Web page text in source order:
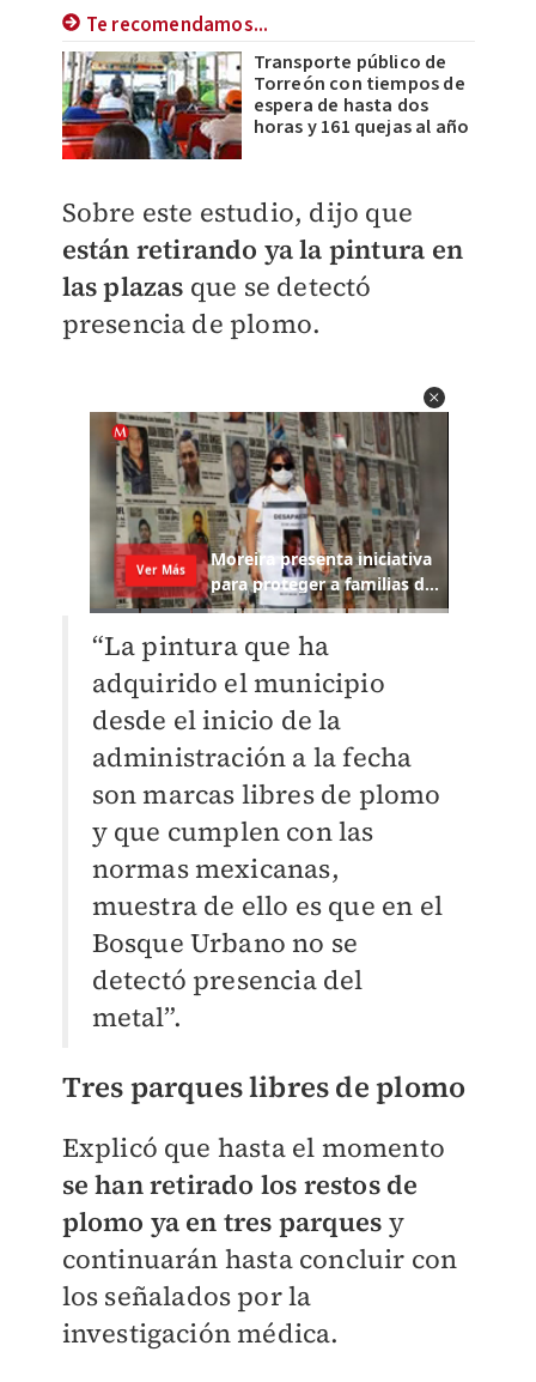
Te recomendamos...
Transporte público de
Torreón con tiempos de
espera de hasta dos
horas y 161 quejas al año
Sobre este estudio, dijo que
están retirando ya la pintura en
las plazas que se detectó
presencia de plomo.
“La pintura que ha
adquirido el municipio
desde el inicio de la
administración a la fecha
son marcas libres de plomo
y que cumplen con las
normas mexicanas,
muestra de ello es que en el
Bosque Urbano no se
detectó presencia del
metal”.
Tres parques libres de plomo
Explicó que hasta el momento
se han retirado los restos de
plomo ya en tres parques y
continuarán hasta concluir con
los señalados por la
investigación médica.